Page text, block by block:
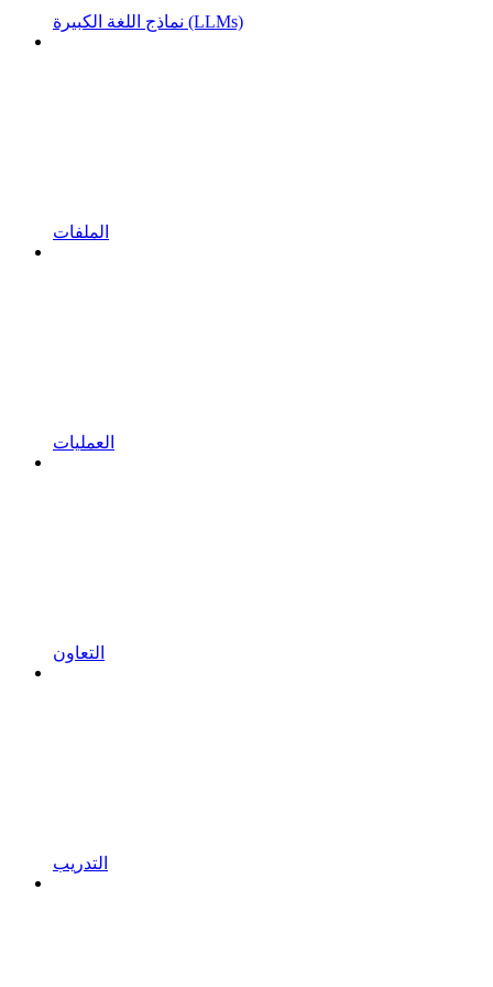
نماذج اللغة الكبيرة (LLMs)
الملفات
العمليات
التعاون
التدريب